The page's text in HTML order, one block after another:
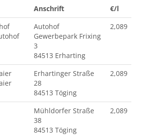
Anschrift
€/l
Autohof
Gewerbepark Frixing
3
84513 Erharting
2,089
Erhartinger Straße
28
84513 Töging
2,089
Mühldorfer Straße
38
84513 Töging
2,089